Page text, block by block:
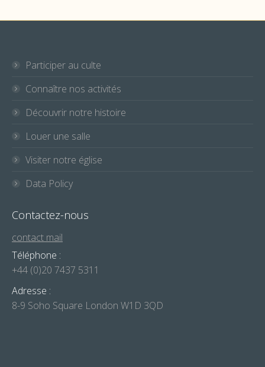
Participer au culte
Connaître nos activités
Découvrir notre histoire
Louer une salle
Visiter notre église
Data Policy
Contactez-nous
contact mail
Téléphone :
+44 (0)20 7437 5311
Adresse :
8-9 Soho Square London W1D 3QD